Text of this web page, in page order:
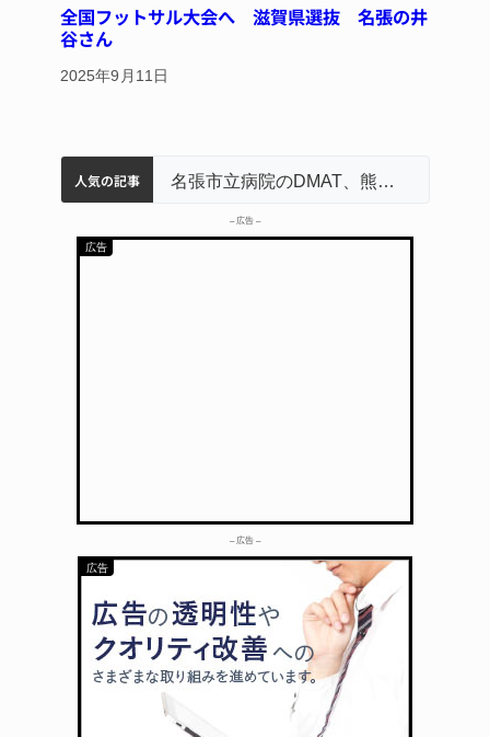
全国フットサル大会へ 滋賀県選抜 名張の井
谷さん
2025年9月11日
人気の記事
名張市水道料金47％値上げへ 答申案、審議会で大筋まとまる
器物損壊容疑で83歳女逮捕 伊賀署
中学校の陶壁モニュメント 地元建設会社がボランティアで清掃 伊賀 名張市立病院のDMAT、熊本地震の被災地へ 能登以来3回目の派遣
– 広告 –
– 広告 –